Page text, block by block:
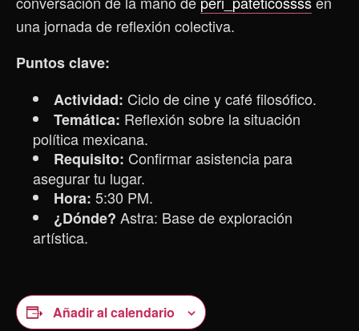
una jornada de reflexión colectiva.
Puntos clave:
Actividad: Ciclo de cine y café filosófico.
Temática: Reflexión sobre la situación
política mexicana.
Requisito: Confirmar asistencia para
asegurar tu lugar.
Hora: 5:30 PM.
¿Dónde? Astra: Base de exploración
artística.
Añadir al calendario